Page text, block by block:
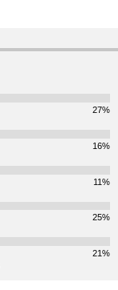
27%
16%
11%
25%
21%